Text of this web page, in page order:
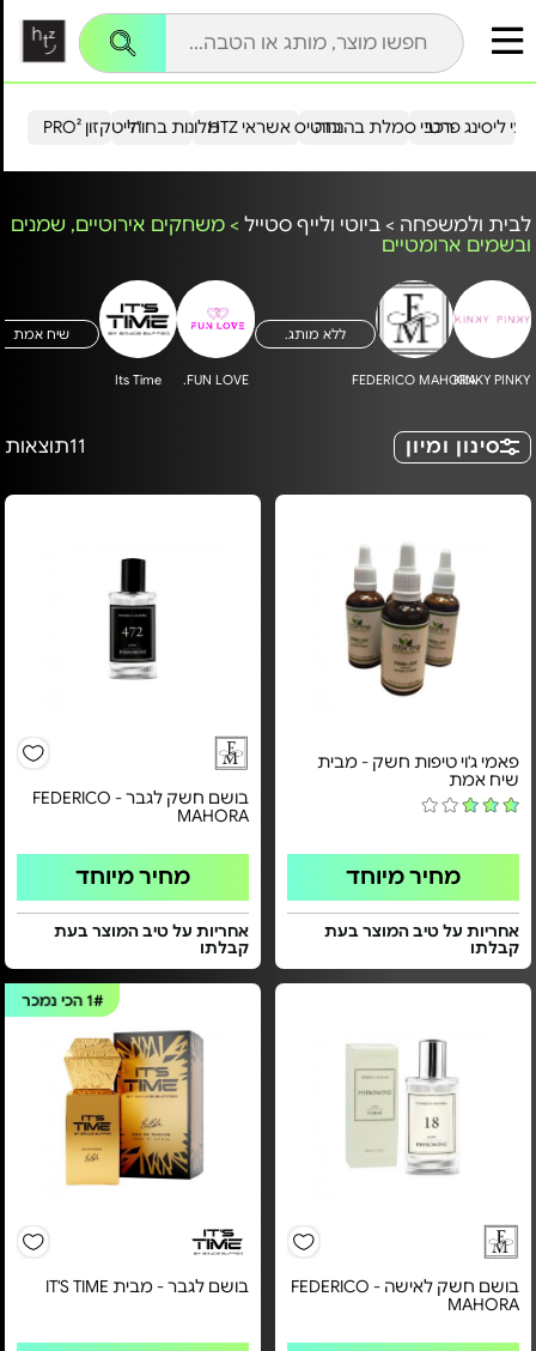
הייטקזון PRO²מלונות בחו"ל כרטיס אשראי HTZ ליסינג פרטירכבי סמלת בהנחה
לבית ולמשפחה > ביוטי ולייף סטייל > משחקים אירוטיים, שמנים
ובשמים ארומטיים
KINKY PINKY
FEDERICO MAHORA
ללא מותג.
FUN LOVE.
Its Time
שיח אמת
סינון ומיון 11תוצאות
פאמי ג'וי טיפות חשק - מבית
שיח אמת
מחיר מיוחד
אחריות על טיב המוצר בעת
קבלתו
בושם חשק לגבר - FEDERICO
MAHORA
מחיר מיוחד
אחריות על טיב המוצר בעת
קבלתו
בושם חשק לאישה - FEDERICO
MAHORA
1#הכי נמכר
בושם לגבר - מבית IT'S TIME